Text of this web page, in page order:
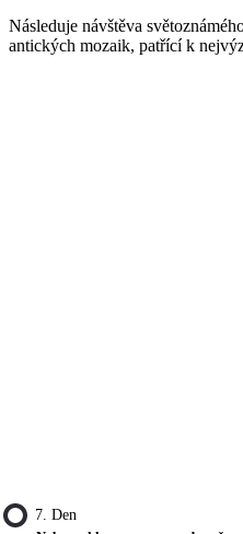
Následuje návštěva
antických mozaik, patřící k
7. Den